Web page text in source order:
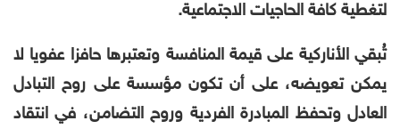
لتغطية كافة الحاجيات الاجتماعية.
تُبقي الأناركية على قيمة المنافسة وتعتبرها حافزا عفويا لا
يمكن تعويضه، على أن تكون مؤسسة على روح التبادل
العادل وتحفظ المبادرة الفردية وروح التضامن، في انتقاد